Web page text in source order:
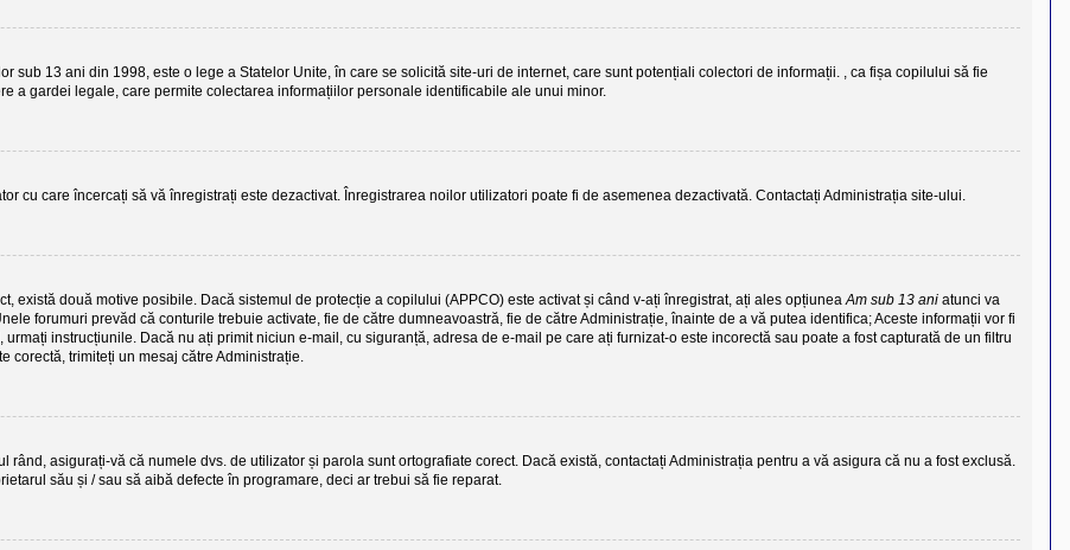
sub 13 ani din 1998, este o lege a Statelor Unite, în care se solicită site-uri de internet, care sunt potențiali colectori de informații. , ca fișa copilului să fie
a gardei legale, care permite colectarea informațiilor personale identificabile ale unui minor.
cu care încercați să vă înregistrați este dezactivat. Înregistrarea noilor utilizatori poate fi de asemenea dezactivată. Contactați Administrația site-ului.
există două motive posibile. Dacă sistemul de protecție a copilului (APPCO) este activat și când v-ați înregistrat, ați ales opțiuneaAm sub 13 ani atunci va
forumuri prevăd că conturile trebuie activate, fie de către dumneavoastră, fie de către Administrație, înainte de a vă putea identifica; Aceste informații vor fi
instrucțiunile. Dacă nu ați primit niciun e-mail, cu siguranță, adresa de e-mail pe care ați furnizat-o este incorectă sau poate a fost capturată de un filtru
corectă, trimiteți un mesaj către Administrație.
rând, asigurați-vă că numele dvs. de utilizator și parola sunt ortografiate corect. Dacă există, contactați Administrația pentru a vă asigura că nu a fost exclusă.
său și / sau să aibă defecte în programare, deci ar trebui să fie reparat.